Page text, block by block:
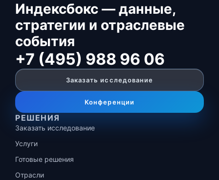
Индексбокс — данные,
стратегии и отраслевые
события
+7 (495) 988 96 06
Заказать исследование
Конференции
РЕШЕНИЯ
Заказать исследование
Услуги
Готовые решения
Отрасли